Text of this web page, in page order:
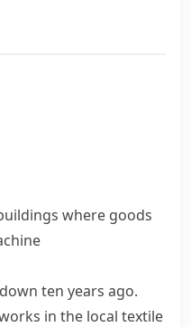
where goods
ten years ago.
in the local textile